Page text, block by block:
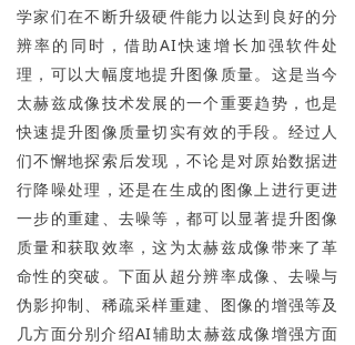
学家们在不断升级硬件能力以达到良好的分
辨率的同时，借助AI快速增长加强软件处
理，可以大幅度地提升图像质量。这是当今
太赫兹成像技术发展的一个重要趋势，也是
快速提升图像质量切实有效的手段。经过人
们不懈地探索后发现，不论是对原始数据进
行降噪处理，还是在生成的图像上进行更进
一步的重建、去噪等，都可以显著提升图像
质量和获取效率，这为太赫兹成像带来了革
命性的突破。下面从超分辨率成像、去噪与
伪影抑制、稀疏采样重建、图像的增强等及
几方面分别介绍AI辅助太赫兹成像增强方面